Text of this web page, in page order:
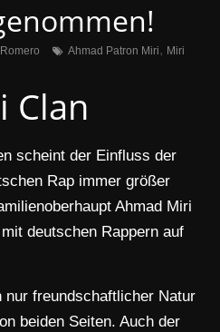
Ahmad Patron Miri, Miri
Clan
scheint der Einfluss der
Rap immer größer
Ahmad Miri
deutschen Rappern auf
freundschaftlicher Natur
beiden Seiten. Auch der